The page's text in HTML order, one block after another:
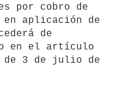
por cobro de
en aplicación de
de
en el artículo
de 3 de julio de